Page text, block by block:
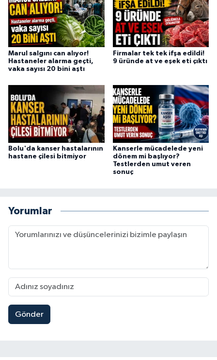
Marul salgını can alıyor!
Hastaneler alarma geçti,
vaka sayısı 20 bini aştı
Firmalar tek tek ifşa edildi!
9 üründe at ve eşek eti çıktı
Bolu'da kanser hastalarının
hastane çilesi bitmiyor
Kanserle mücadelede yeni
dönem mi başlıyor?
Testlerden umut veren
sonuç
Yorumlar
Gönder